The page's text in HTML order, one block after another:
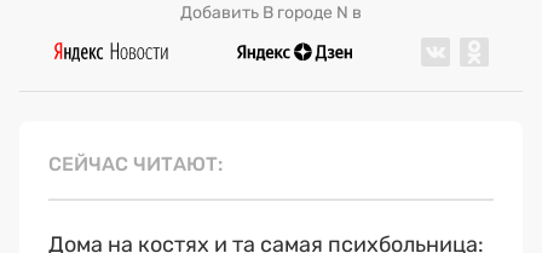
Добавить В городе N в
СЕЙЧАС ЧИТАЮТ
Дома на костях и та самая психбольница: